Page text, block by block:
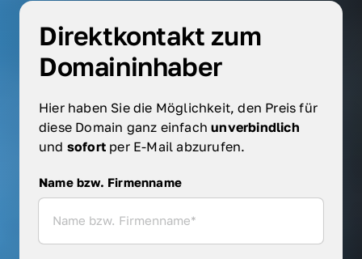
Direktkontakt zum
Domaininhaber
Hier haben Sie die Möglichkeit, den Preis für
diese Domain ganz einfach
und sofort per E-Mail abzurufen.
Name bzw. Firmenname
Name bzw. Firmenname